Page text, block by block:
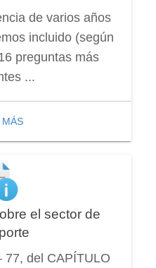
de varios años
incluido (según
preguntas más
...
MÁS
el sector de
77, del CAPÍTULO